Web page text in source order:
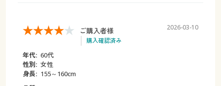
ご購入者様
購入確認済み
2026-03-10
年代: 60代
性別: 女性
身長: 155～160cm